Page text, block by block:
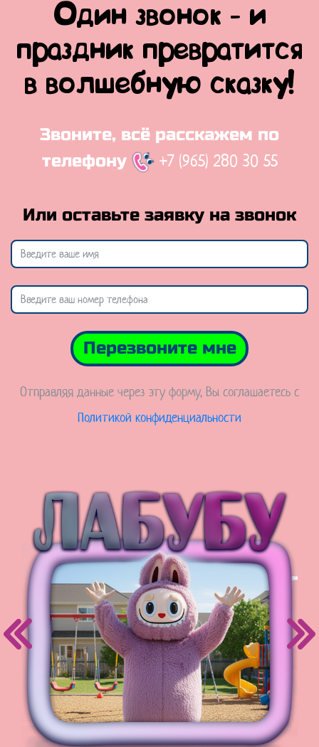
Один звонок - и
праздник превратится
в волшебную сказку!
Звоните, всё расскажем по
телефону
+7 (965) 280 30 55
Или оставьте заявку на звонок
Перезвоните мне
Отправляя данные через эту форму, Вы соглашаетесь с
Политикой конфиденциальности